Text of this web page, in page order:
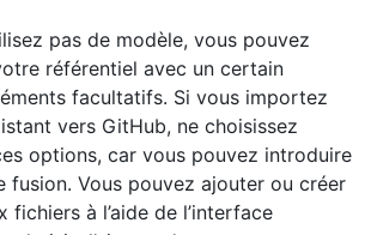
pas de modèle, vous pouvez
référentiel avec un certain
facultatifs. Si vous importez
vers GitHub, ne choisissez
options, car vous pouvez introduire
fusion. Vous pouvez ajouter ou créer
fichiers à l’aide de l’interface